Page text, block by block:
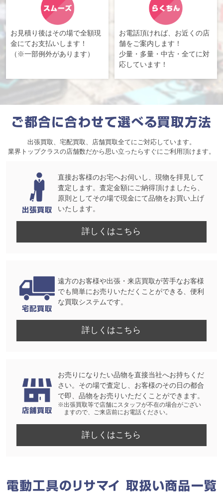
お見積り後はその場で全額現
金にてお支払いします！
（※一部例外があります）
お電話頂ければ、お近くの店
舗をご案内します！
少量・多量・中古・全てに対
応しています！
出張買取、宅配買取、店舗買取全てにご対応しています。
業界トップクラスの店舗数だから思い立ったらすぐにご利用頂けます。
直接お客様のお宅へお伺いし、現物を拝見して
査定します。査定金額にご納得頂けましたら、
原則としてその場で現金にて品物をお買い上げ
いたします。
詳しくはこちら
遠方のお客様や出張・来店買取が苦手なお客様
でも簡単にお売りいただくことができる、便利
な買取システムです。
詳しくはこちら
お売りになりたい品物を直接当社へお持ちくだ
さい。その場で査定し、お客様のその日の都合
で即、品物をお売りいただくことができます。
※出張買取等で店舗にスタッフが不在の場合がござい
ますので、ご来店前にお電話ください。
詳しくはこちら